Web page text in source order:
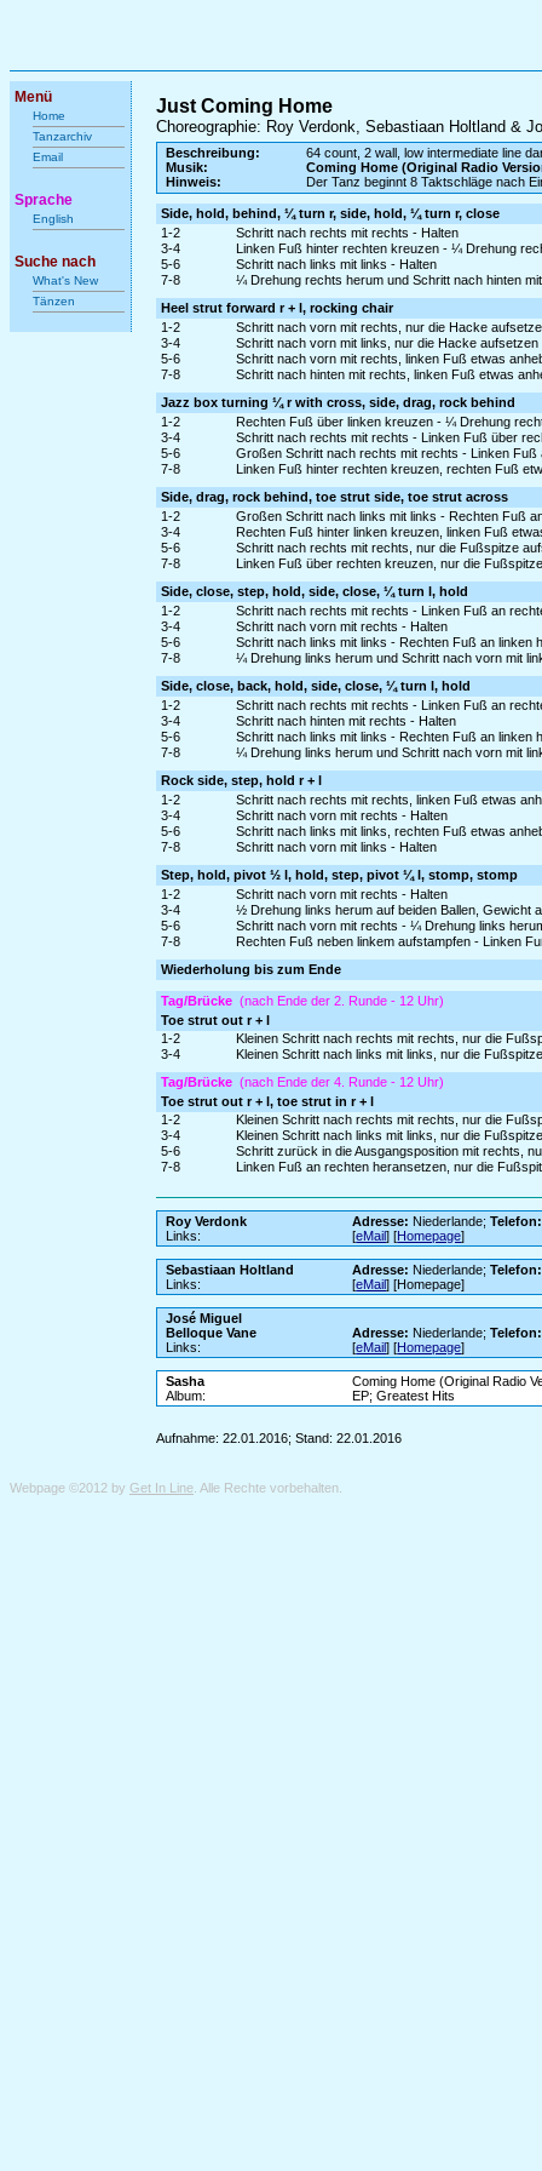
Menü
Home
Tanzarchiv
Email
Sprache
English
Suche nach
What's New
Tänzen
Just Coming Home
Choreographie: Roy Verdonk, Sebastiaan Holtland &
Beschreibung:
64 count, 2 wall, low intermediate line
Musik:
Coming Home (Original Radio
Hinweis:
Der Tanz beginnt 8 Taktschläge nach
Side, hold, behind, ¼ turn r, side, hold, ¼ turn r, close
1-2
Schritt nach rechts mit rechts - Halten
3-4
Linken Fuß hinter rechten kreuzen - ¼ Drehung
5-6
Schritt nach links mit links - Halten
7-8
¼ Drehung rechts herum und Schritt nach hinten
Heel strut forward r + l, rocking chair
1-2
Schritt nach vorn mit rechts, nur die Hacke
3-4
Schritt nach vorn mit links, nur die Hacke
5-6
Schritt nach vorn mit rechts, linken Fuß etwas
7-8
Schritt nach hinten mit rechts, linken Fuß etwas
Jazz box turning ¼ r with cross, side, drag, rock behind
1-2
Rechten Fuß über linken kreuzen - ¼ Drehung
3-4
Schritt nach rechts mit rechts - Linken Fuß über
5-6
Großen Schritt nach rechts mit rechts - Linken Fuß
7-8
Linken Fuß hinter rechten kreuzen, rechten Fuß
Side, drag, rock behind, toe strut side, toe strut across
1-2
Großen Schritt nach links mit links - Rechten Fuß
3-4
Rechten Fuß hinter linken kreuzen, linken Fuß
5-6
Schritt nach rechts mit rechts, nur die Fußspitze
7-8
Linken Fuß über rechten kreuzen, nur die
Side, close, step, hold, side, close, ¼ turn l, hold
1-2
Schritt nach rechts mit rechts - Linken Fuß an
3-4
Schritt nach vorn mit rechts - Halten
5-6
Schritt nach links mit links - Rechten Fuß an linken
7-8
¼ Drehung links herum und Schritt nach vorn mit
Side, close, back, hold, side, close, ¼ turn l, hold
1-2
Schritt nach rechts mit rechts - Linken Fuß an
3-4
Schritt nach hinten mit rechts - Halten
5-6
Schritt nach links mit links - Rechten Fuß an linken
7-8
¼ Drehung links herum und Schritt nach vorn mit
Rock side, step, hold r + l
1-2
Schritt nach rechts mit rechts, linken Fuß etwas
3-4
Schritt nach vorn mit rechts - Halten
5-6
Schritt nach links mit links, rechten Fuß etwas
7-8
Schritt nach vorn mit links - Halten
Step, hold, pivot ½ l, hold, step, pivot ¼ l, stomp, stomp
1-2
Schritt nach vorn mit rechts - Halten
3-4
½ Drehung links herum auf beiden Ballen, Gewicht
5-6
Schritt nach vorn mit rechts - ¼ Drehung links
7-8
Rechten Fuß neben linkem aufstampfen - Linken
Wiederholung bis zum Ende
Tag/Brücke (nach Ende der 2. Runde - 12 Uhr)
Toe strut out r + l
1-2
Kleinen Schritt nach rechts mit rechts, nur die
3-4
Kleinen Schritt nach links mit links, nur die
Tag/Brücke (nach Ende der 4. Runde - 12 Uhr)
Toe strut out r + l, toe strut in r + l
1-2
Kleinen Schritt nach rechts mit rechts, nur die
3-4
Kleinen Schritt nach links mit links, nur die
5-6
Schritt zurück in die Ausgangsposition mit rechts,
7-8
Linken Fuß an rechten heransetzen, nur die
Roy Verdonk Adresse: Niederlande;Telefon:
Links:
[eMail] [Homepage]
Sebastiaan Holtland Adresse: Niederlande;Telefon:
Links:
[eMail] [Homepage]
José Miguel
Belloque Vane
Adresse: Niederlande;Telefon:
Links:
[eMail] [Homepage]
Sasha
Coming Home (Original Radio
Album:
EP; Greatest Hits
Aufnahme: 22.01.2016; Stand: 22.01.2016
Webpage ©2012 by Get In Line . Alle Rechte vorbehalten.